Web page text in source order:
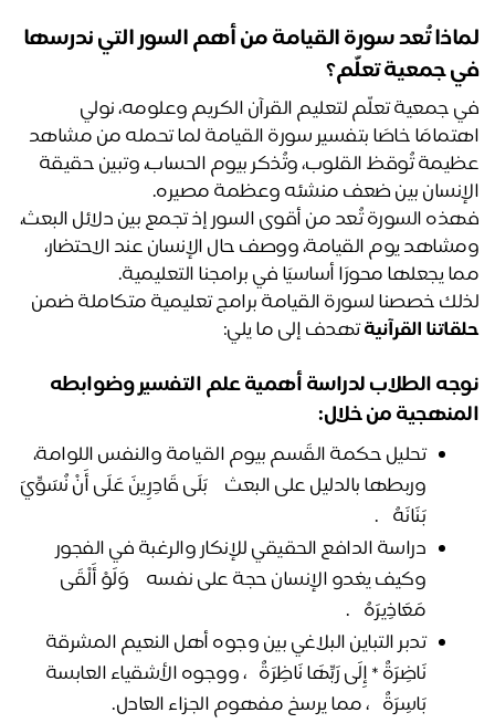
لماذا تُعد سورة القيامة من أهم السور التي ندرسها
جمعية تعلّم؟
في جمعية تعلّم لتعليم القرآن الكريم وعلومه، نولي
اهتمامًا خاصًا بتفسير سورة القيامة لما تحمله من مشاهد
عظيمة تُوقظ القلوب، وتُذكر بيوم الحساب، وتبين حقيقة
بين ضعف منشئه وعظمة مصيره.
فهذه السورة تُعد من أقوى السور إذ تجمع بين دلائل البعث،
ومشاهد يوم القيامة، ووصف حال الإنسان عند الاحتضار،
يجعلها محورًا أساسيًا في برامجنا التعليمية.
خصصنا لسورة القيامة برامج تعليمية متكاملة ضمن
القرآنية تهدف إلى ما يلي:
الطلاب لدراسةأهمية علم التفسير وضوابطه
من خلال:
تحليل حكمة القَسم بيوم القيامة والنفس اللوامة،
وربطها بالدليل على البعث ﴿ بَلَى قَادِرِينَ عَلَى أَنْ نُسَوِّيَ
بَنَانَهُ ﴾.
دراسة الدافع الحقيقي للإنكار والرغبة في الفجور
وكيف يغدو الإنسان حجة على نفسه ﴿ وَلَوْ أَلْقَى
مَعَاذِيرَهُ ﴾.
تدبر التباين البلاغي بين وجوه أهل النعيم المشرقة ﴿
نَاضِرَةٌ * إِلَى رَبِّهَا نَاظِرَةٌ ﴾، ووجوه الأشقياء العابسة ﴿
بَاسِرَةٌ ﴾، مما يرسخ مفهوم الجزاء العادل.